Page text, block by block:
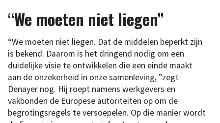
“We moeten niet liegen”
“We moeten niet liegen. Dat de middelen beperkt zijn
is bekend. Daarom is het dringend nodig om een ​​
duidelijke visie te ontwikkelen die een einde maakt
aan de onzekerheid in onze samenleving, ”zegt
Denayer nog. Hij roept namens werkgevers en
vakbonden de Europese autoriteiten op om de
begrotingsregels te versoepelen. Op die manier wordt